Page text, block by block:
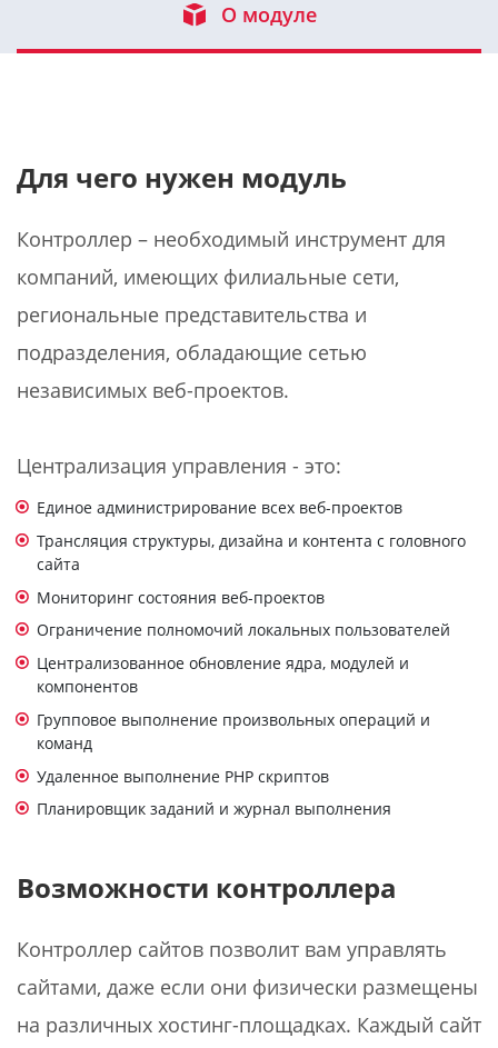
О модуле
Для чего нужен модуль
Контроллер – необходимый инструмент для
компаний, имеющих филиальные сети,
региональные представительства и
подразделения, обладающие сетью
независимых веб-проектов.
Централизация управления - это:
Единое администрирование всех веб-проектов
Трансляция структуры, дизайна и контента с головного
сайта
Мониторинг состояния веб-проектов
Ограничение полномочий локальных пользователей
Централизованное обновление ядра, модулей и
компонентов
Групповое выполнение произвольных операций и
команд
Удаленное выполнение PHP скриптов
Планировщик заданий и журнал выполнения
Возможности контроллера
Контроллер сайтов позволит вам управлять
сайтами, даже если они физически размещены
на различных хостинг-площадках. Каждый сайт